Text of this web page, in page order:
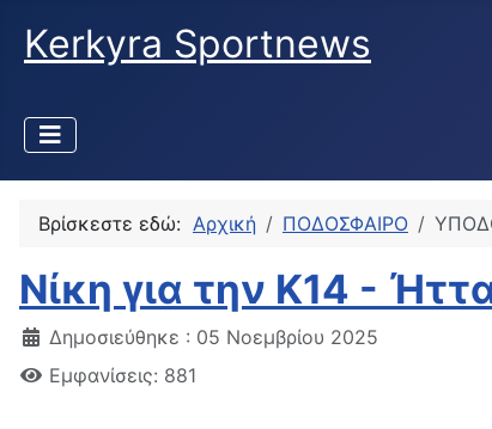
Kerkyra Sportnews
Βρίσκεστε εδώ: Αρχική ΠΟΔΟΣΦΑΙΡΟ
Νίκη για την Κ14 -
Δημοσιεύθηκε : 05 Νοεμβρίου 2025
Εμφανίσεις: 881